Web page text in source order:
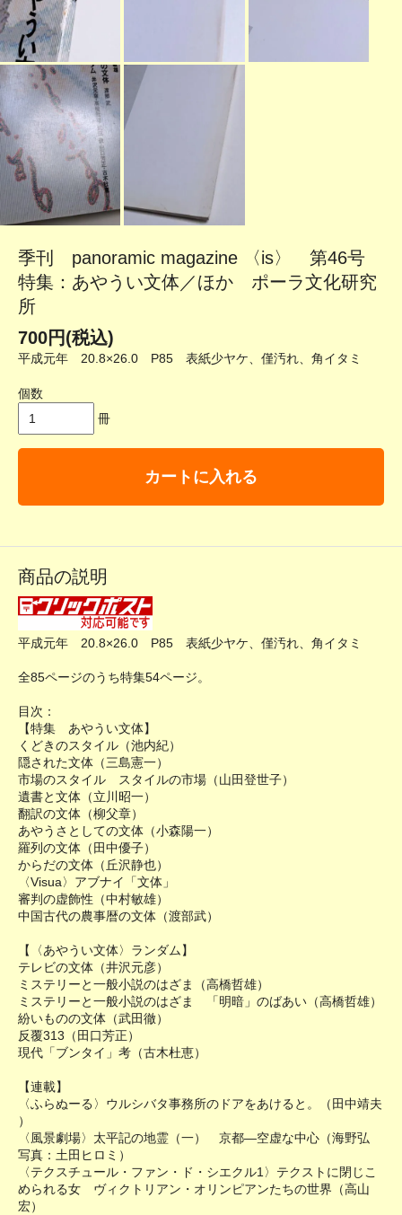
季刊 panoramic magazine 〈is〉 第46号
特集：あやうい文体／ほか ポーラ文化研究
所
700円(税込)
平成元年 20.8×26.0 P85 表紙少ヤケ、僅汚れ、角イタミ
個数
冊
カートに入れる
商品の説明
平成元年 20.8×26.0 P85 表紙少ヤケ、僅汚れ、角イタミ
全85ページのうち特集54ページ。
目次：
【特集 あやうい文体】
くどきのスタイル（池内紀）
隠された文体（三島憲一）
市場のスタイル スタイルの市場（山田登世子）
遺書と文体（立川昭一）
翻訳の文体（柳父章）
あやうさとしての文体（小森陽一）
羅列の文体（田中優子）
からだの文体（丘沢静也）
〈Visua〉アブナイ「文体」
審判の虚飾性（中村敏雄）
中国古代の農事暦の文体（渡部武）
【〈あやうい文体〉ランダム】
テレビの文体（井沢元彦）
ミステリーと一般小説のはざま（高橋哲雄）
ミステリーと一般小説のはざま 「明暗」のばあい（高橋哲雄）
紛いものの文体（武田徹）
反覆313（田口芳正）
現代「ブンタイ」考（古木杜恵）
【連載】
〈ふらぬーる〉ウルシバタ事務所のドアをあけると。（田中靖夫
）
〈風景劇場〉太平記の地霊（一） 京都―空虚な中心（海野弘
写真：土田ヒロミ）
〈テクスチュール・ファン・ド・シエクル1〉テクストに閉じこ
められる女 ヴィクトリアン・オリンピアンたちの世界（高山
宏）